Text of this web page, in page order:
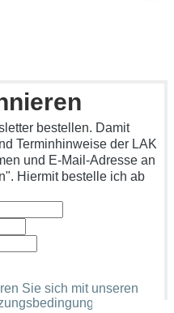
bestellen. Damit
Terminhinweise der LAK
und E-Mail-Adresse an
Hiermit bestelle ich ab
Sie sich mit unseren